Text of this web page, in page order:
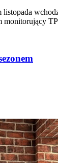
monitorujący